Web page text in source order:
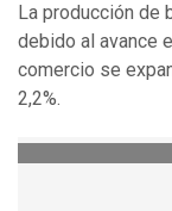
La producción de
debido al avance
comercio se
2,2%.